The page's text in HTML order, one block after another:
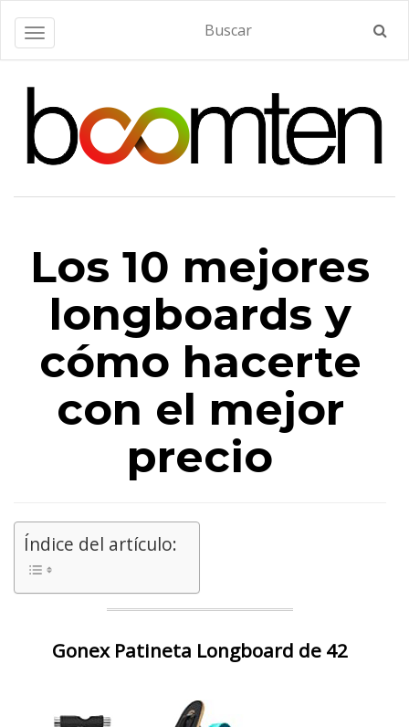
Alternar navegación
Los 10 mejores
longboards y
cómo hacerte
con el mejor
precio
Índice del artículo:
Gonex Patineta Longboard de 42